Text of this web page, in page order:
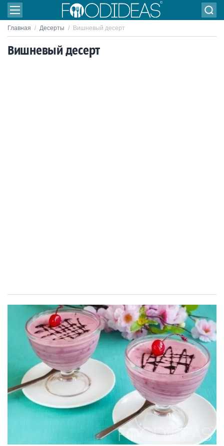
Главная / Десерты / Вишневый десерт
Вишневый десерт